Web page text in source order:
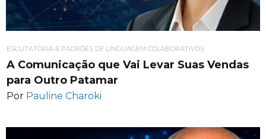
ESCUTATÓRIA & PADRÕES DE LINGUAGEM COLABORATIVOS
A Comunicação que Vai Levar Suas Vendas
para Outro Patamar
Por Pauline Charoki